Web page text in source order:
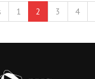
1 2 3 4